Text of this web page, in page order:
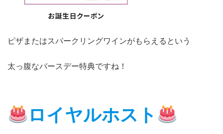
ピザまたはスパークリングワインがもらえるという
太っ腹なバースデー特典ですね！
ロイヤルホスト